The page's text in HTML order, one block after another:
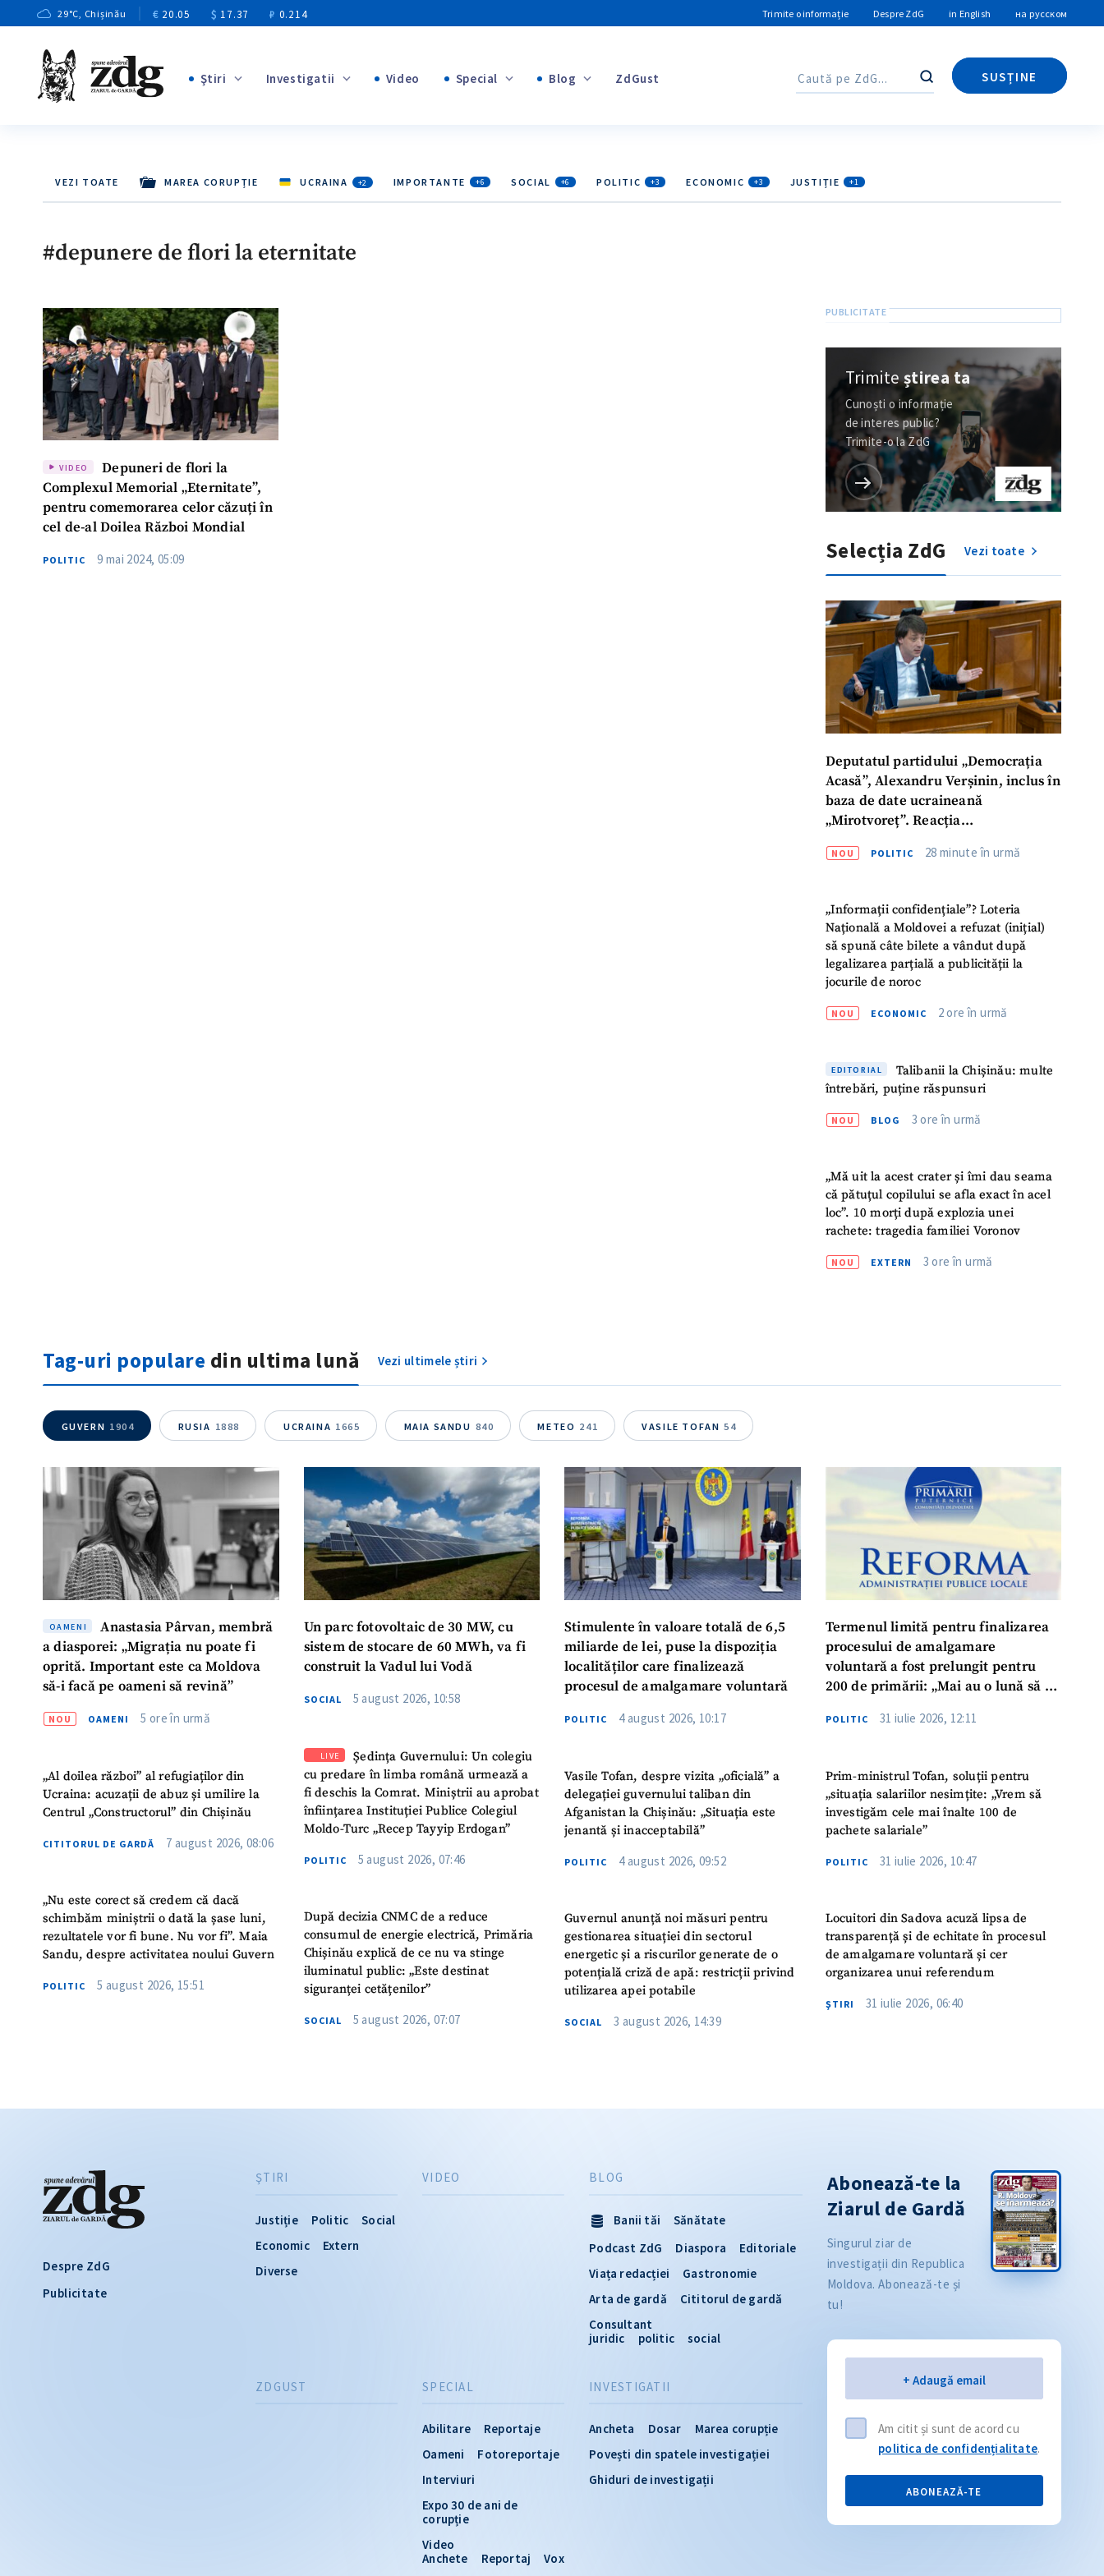
29°C, Chișinău € 20.05 $ 17.37 ₽ 0.214 Trimite o informație Despre ZdG in English на русском
Ştiri Investigatii Video Special Blog ZdGust Caută
SUSȚINE
Caută
VEZI TOATE MAREA CORUPȚIE UCRAINA +2 IMPORTANTE +6 SOCIAL +6 POLITIC +3 ECONOMIC +3 JUSTIȚIE +1
#depunere de flori la eternitate
VIDEO
Depuneri de flori la
Complexul Memorial „Eternitate”,
pentru comemorarea celor căzuți în
cel de-al Doilea Război Mondial
POLITIC 9 mai 2024, 05:09
Trimiteștirea ta
Cunoști o informație
de interes public?
Trimite-o la ZdG
Selecția ZdG Vezi toate
Deputatul partidului „Democrația
Acasă”, Alexandru Verșinin, inclus în
baza de date ucraineană
„Mirotvoreț”. Reacția
NOU POLITIC 28 minute în urmă
„Informații confidențiale”? Loteria
Națională a Moldovei a refuzat (inițial)
să spună câte bilete a vândut după
legalizarea parțială a publicității la
jocurile de noroc
NOU ECONOMIC 2 ore în urmă
EDITORIAL
Talibanii la Chișinău: multe
întrebări, puține răspunsuri
NOU BLOG 3 ore în urmă
„Mă uit la acest crater și îmi dau seama
că pătuțul copilului se afla exact în acel
loc”. 10 morți după explozia unei
rachete: tragedia familiei Voronov
NOU EXTERN 3 ore în urmă
Tag-uri populare din ultima lună Vezi ultimele știri
GUVERN 1904 RUSIA 1888 UCRAINA 1665 MAIA SANDU 840 METEO 241 VASILE TOFAN 54
OAMENI
Anastasia Pârvan, membră
a diasporei: „Migrația nu poate fi
oprită. Important este ca Moldova
să-i facă pe oameni să revină”
NOU OAMENI 5 ore în urmă
„Al doilea război” al refugiaților din
Ucraina: acuzații de abuz și umilire la
Centrul „Constructorul” din Chișinău
CITITORUL DE GARDĂ 7 august 2026, 08:06
„Nu este corect să credem că dacă
schimbăm miniștrii o dată la șase luni,
rezultatele vor fi bune. Nu vor fi”. Maia
Sandu, despre activitatea noului Guvern
POLITIC 5 august 2026, 15:51
Un parc fotovoltaic de 30 MW, cu
sistem de stocare de 60 MWh, va fi
construit la Vadul lui Vodă
SOCIAL 5 august 2026, 10:58
LIVE
Ședința Guvernului: Un colegiu
cu predare în limba română urmează a
fi deschis la Comrat. Miniștrii au aprobat
înființarea Instituției Publice Colegiul
Moldo-Turc „Recep Tayyip Erdogan”
POLITIC 5 august 2026, 07:46
După decizia CNMC de a reduce
consumul de energie electrică, Primăria
Chișinău explică de ce nu va stinge
iluminatul public: „Este destinat
siguranței cetățenilor”
SOCIAL 5 august 2026, 07:07
Stimulente în valoare totală de 6,5
miliarde de lei, puse la dispoziția
localităților care finalizează
procesul de amalgamare voluntară
POLITIC 4 august 2026, 10:17
Vasile Tofan, despre vizita „oficială” a
delegației guvernului taliban din
Afganistan la Chișinău: „Situația este
jenantă și inacceptabilă”
POLITIC 4 august 2026, 09:52
Guvernul anunță noi măsuri pentru
gestionarea situației din sectorul
energetic și a riscurilor generate de o
potențială criză de apă: restricții privind
utilizarea apei potabile
SOCIAL 3 august 2026, 14:39
Termenul limită pentru finalizarea
procesului de amalgamare
voluntară a fost prelungit pentru
200 de primării: „Mai au o lună să se
POLITIC 31 iulie 2026, 12:11
Prim-ministrul Tofan, soluții pentru
„situația salariilor nesimțite: „Vrem să
investigăm cele mai înalte 100 de
pachete salariale”
POLITIC 31 iulie 2026, 10:47
Locuitori din Sadova acuză lipsa de
transparență și de echitate în procesul
de amalgamare voluntară și cer
organizarea unui referendum
ŞTIRI 31 iulie 2026, 06:40
Despre ZdG
Publicitate
ŞTIRI
Justiție Politic
Social
Economic
Extern
Diverse
INVESTIGATII
Ancheta Dosar
Marea corupție
Povești din spatele investigației
Ghiduri de investigații
VIDEO
SPECIAL
Abilitare
Reportaje
Oameni
Fotoreportaje
Interviuri
Expo 30 de ani de
corupție
Video
Anchete
Reportaj
Vox
BLOG
Banii tăi
Sănătate
Podcast ZdG
Diaspora
Editoriale
Viața redacției
Gastronomie
Arta de gardă
Cititorul de gardă
Consultant
juridic
politic social
ZDGUST
Abonează-te la
Ziarul de Gardă
Singurul ziar de
investigații din Republica
Moldova. Abonează-te și
tu!
+ Adaugă email
Am citit și sunt de acord cu
politica de confidențialitate.
ABONEAZĂ-TE
+ Link media
Mesajul știrei + Mesajul știrei
Am citit și sunt de acord cu
politica de
confidențialitate.
TRIMITE ȘTIREA